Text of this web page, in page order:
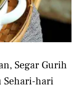
Segar Gurih
Sehari-hari